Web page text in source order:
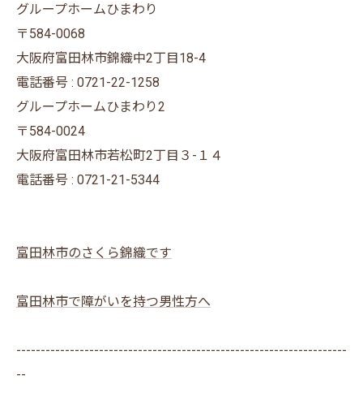
グループホームひまわり
〒584-0068
大阪府富田林市錦織中2丁目18-4
電話番号 : 0721-22-1258
グループホームひまわり2
〒584-0024
大阪府富田林市若松町2丁目３-１４
電話番号 : 0721-21-5344
富田林市のさくら錦織です
富田林市で障がいを持つ男性方へ
--------------------------------------------------------------------
--